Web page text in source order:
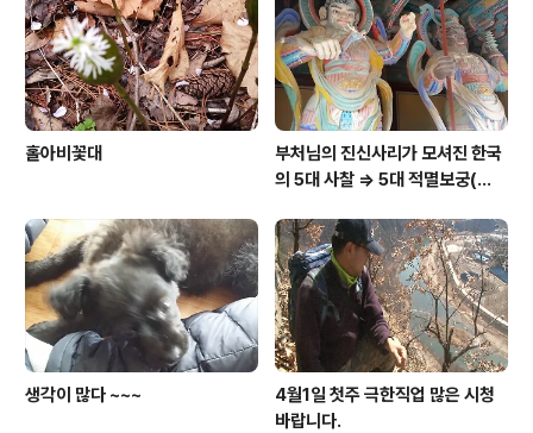
홀아비꽃대
부처님의 진신사리가 모셔진 한국
의 5대 사찰 => 5대 적멸보궁(寂
생각이 많다 ~~~
4월1일 첫주 극한직업 많은 시청
바랍니다.